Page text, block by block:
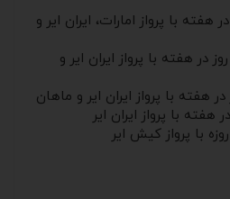
از شیراز: 3 روز در هفته با پرواز امارات، ایران ایر و
2 روز در هفته با پرواز ایران ایر و
با پرواز کیش ایر